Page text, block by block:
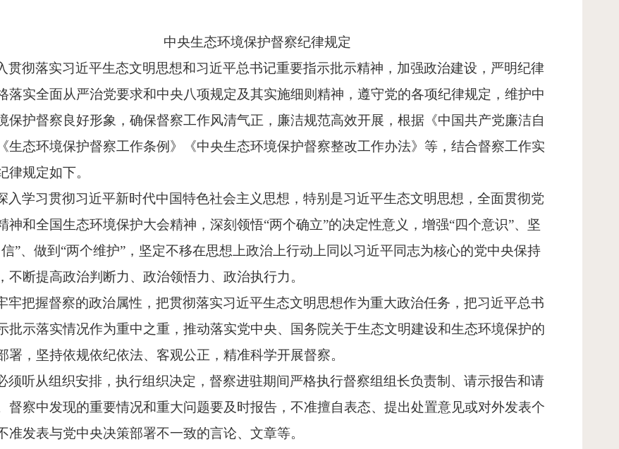
中央生态环境保护督察纪律规定
贯彻落实习近平生态文明思想和习近平总书记重要指示批示精神，加强政治建设，严明纪律
落实全面从严治党要求和中央八项规定及其实施细则精神，遵守党的各项纪律规定，维护中
保护督察良好形象，确保督察工作风清气正，廉洁规范高效开展，根据《中国共产党廉洁自
生态环境保护督察工作条例》《中央生态环境保护督察整改工作办法》等，结合督察工作实
律规定如下。
入学习贯彻习近平新时代中国特色社会主义思想，特别是习近平生态文明思想，全面贯彻党
神和全国生态环境保护大会精神，深刻领悟“两个确立”的决定性意义，增强“四个意识”、坚
”、做到“两个维护”，坚定不移在思想上政治上行动上同以习近平同志为核心的党中央保持
不断提高政治判断力、政治领悟力、政治执行力。
牢把握督察的政治属性，把贯彻落实习近平生态文明思想作为重大政治任务，把习近平总书
批示落实情况作为重中之重，推动落实党中央、国务院关于生态文明建设和生态环境保护的
署，坚持依规依纪依法、客观公正，精准科学开展督察。
须听从组织安排，执行组织决定，督察进驻期间严格执行督察组组长负责制、请示报告和请
督察中发现的重要情况和重大问题要及时报告，不准擅自表态、提出处置意见或对外发表个
准发表与党中央决策部署不一致的言论、文章等。